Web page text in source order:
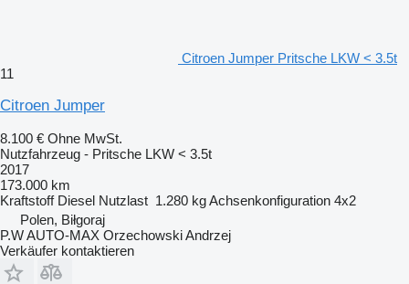
Citroen Jumper Pritsche LKW < 3.5t
11
Citroen Jumper
8.100 € Ohne MwSt.
Nutzfahrzeug - Pritsche LKW < 3.5t
2017
173.000 km
Kraftstoff Diesel Nutzlast 1.280 kgAchsenkonfiguration 4x2
Polen, Biłgoraj
P.W AUTO-MAX Orzechowski Andrzej
Verkäufer kontaktieren